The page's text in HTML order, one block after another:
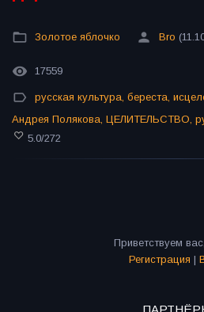
Золотое яблочко Bro
17559
русская культура, береста,
Андрея Полякова, ЦЕЛИТЕЛЬСТВО,
5.0/272
Приветствуем вас,
Регистрация |